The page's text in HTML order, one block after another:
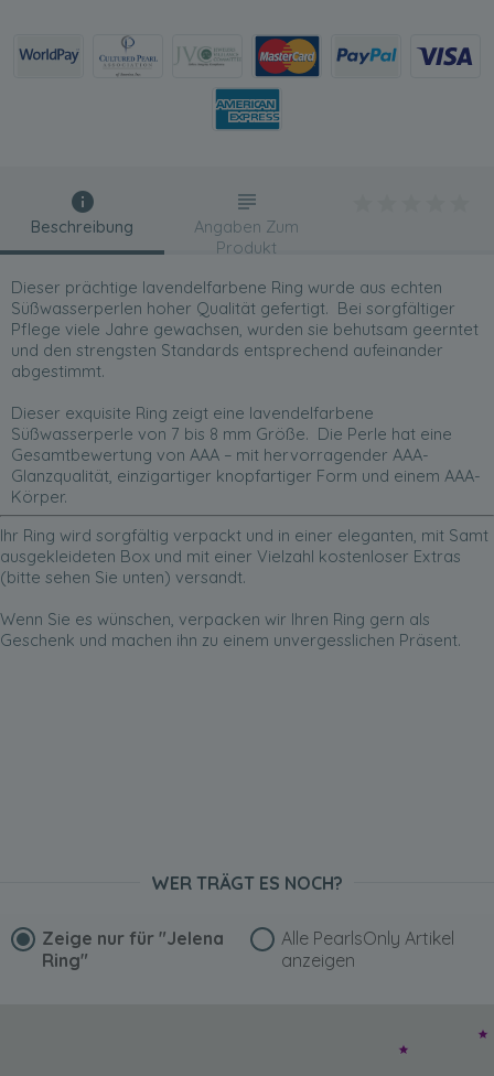
Beschreibung
Dieser prächtige lavendelfarbene Ring wurde aus echten
Süßwasserperlen hoher Qualität gefertigt. Bei sorgfältiger
Pflege viele Jahre gewachsen, wurden sie behutsam geerntet
und den strengsten Standards entsprechend aufeinander
abgestimmt.
Dieser exquisite Ring zeigt eine lavendelfarbene
Süßwasserperle von 7 bis 8 mm Größe. Die Perle hat eine
Gesamtbewertung von AAA – mit hervorragender AAA-
Glanzqualität, einzigartiger knopfartiger Form und einem AAA-
Körper.
Ihr Ring wird sorgfältig verpackt und in einer eleganten, mit Samt
ausgekleideten Box und mit einer Vielzahl kostenloser Extras
(bitte sehen Sie unten) versandt.
Wenn Sie es wünschen, verpacken wir Ihren Ring gern als
Geschenk und machen ihn zu einem unvergesslichen Präsent.
Angaben Zum
Produkt
WER TRÄGT ES NOCH?
Zeige nur für "Jelena
Ring"
Alle PearlsOnly Artikel
anzeigen